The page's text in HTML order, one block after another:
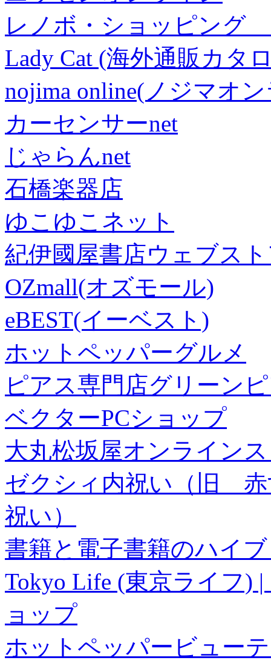
レノボ・ショッピング
Lady Cat (海外通販カタ
nojima online(ノジマオ
カーセンサーnet
じゃらんnet
石橋楽器店
ゆこゆこネット
紀伊國屋書店ウェブス
OZmall(オズモール)
eBEST(イーベスト)
ホットペッパーグルメ
ピアス専門店グリーン
ベクターPCショップ
大丸松坂屋オンライン
ゼクシィ内祝い（旧 赤
祝い）
書籍と電子書籍のハイ
Tokyo Life (東京ライフ)
ョップ
ホットペッパービュー